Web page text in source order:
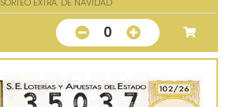
SORTEO EXTRA. DE NAVIDAD
0